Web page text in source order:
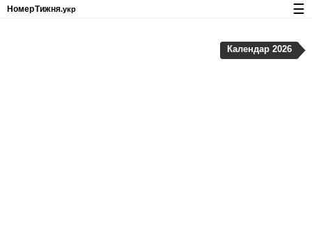
Календар 2026
НомерТижня.укр ☰